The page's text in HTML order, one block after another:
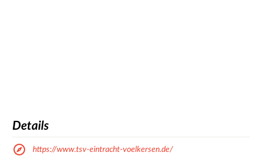
Details
https://www.tsv-eintracht-voelkersen.de/